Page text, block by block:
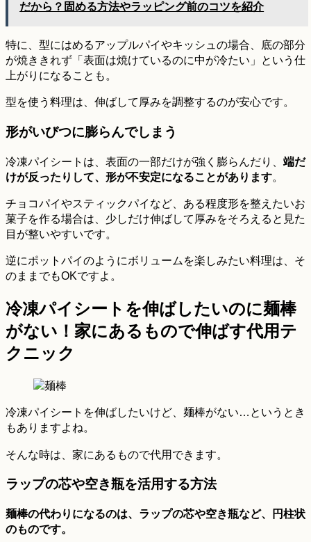
だから？固める方法やラッピング前のコツを紹介
特に、型にはめるアップルパイやキッシュの場合、底の部分
が焼ききれず「表面は焼けているのに中が冷たい」という仕
上がりになることも。
型を使う料理は、伸ばして厚みを調整するのが安心です。
形がいびつに膨らんでしまう
冷凍パイシートは、表面の一部だけが強く膨らんだり、 端だ
けが反ったりして、形が不安定になることがあります。
チョコパイやスティックパイなど、ある程度形を整えたいお
菓子を作る場合は、少しだけ伸ばして厚みをそろえると見た
目が整いやすいです。
逆にポットパイのようにボリュームを楽しみたい料理は、そ
のままでもOKですよ。
冷凍パイシートを伸ばしたいのに麺棒
がない！家にあるもので伸ばす代用テ
クニック
冷凍パイシートを伸ばしたいけど、麺棒がない…というとき
もありますよね。
そんな時は、家にあるもので代用できます。
ラップの芯や空き瓶を活用する方法
麺棒の代わりになるのは、ラップの芯や空き瓶など、円柱状
のものです。